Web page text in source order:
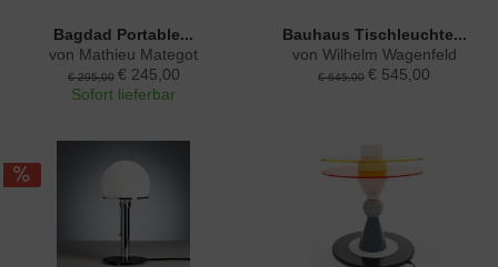
Bagdad Portable...
von Mathieu Mategot
€ 295,00 € 245,00
Sofort lieferbar
Bauhaus Tischleuchte...
von Wilhelm Wagenfeld
€ 645,00 € 545,00